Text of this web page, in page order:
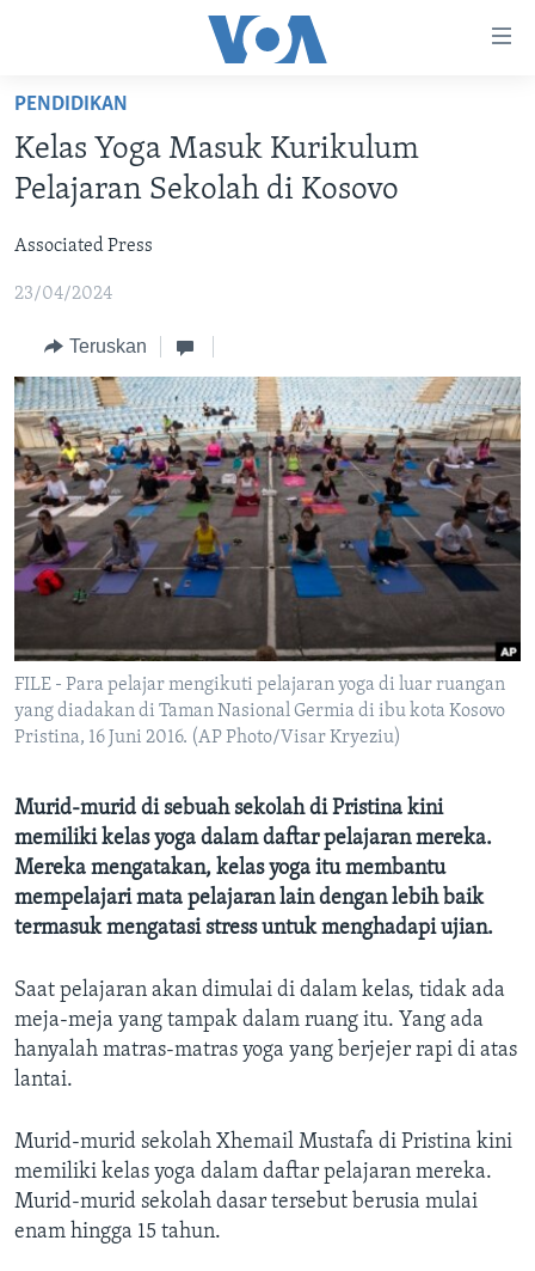
Akses
Lanjut
ke
Konten
Lanjut
ke
Utama
Lanjut
ke
Pencarian
BERANDA
DUNIA
VIDEO
POLYGRAPH
DAFTAR PROGRAM
Learning English
IKUTI KAMI
Bahasa-bahasa
PENDIDIKAN
Kelas Yoga Masuk Kurikulum
Pelajaran Sekolah di Kosovo
Associated Press
23/04/2024
Teruskan
FILE - Para pelajar mengikuti pelajaran yoga di luar ruangan
yang diadakan di Taman Nasional Germia di ibu kota Kosovo
Pristina, 16 Juni 2016. (AP Photo/Visar Kryeziu)
Murid-murid di sebuah sekolah di Pristina kini
memiliki kelas yoga dalam daftar pelajaran mereka.
Mereka mengatakan, kelas yoga itu membantu
mempelajari mata pelajaran lain dengan lebih baik
termasuk mengatasi stress untuk menghadapi ujian.
Saat pelajaran akan dimulai di dalam kelas, tidak ada
meja-meja yang tampak dalam ruang itu. Yang ada
hanyalah matras-matras yoga yang berjejer rapi di atas
lantai.
Murid-murid sekolah Xhemail Mustafa di Pristina kini
memiliki kelas yoga dalam daftar pelajaran mereka.
Murid-murid sekolah dasar tersebut berusia mulai
enam hingga 15 tahun.